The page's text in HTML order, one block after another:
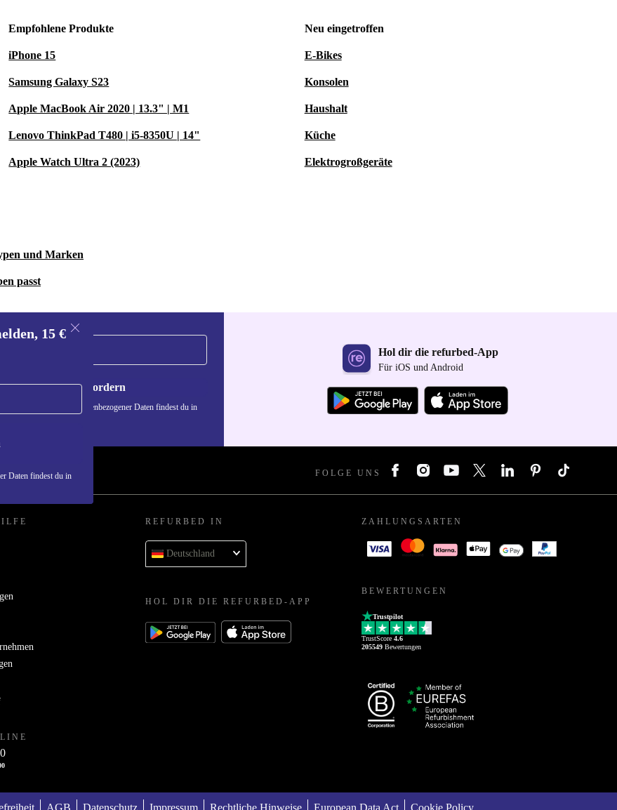
Empfohlene Produkte
iPhone 15
Samsung Galaxy S23
Apple MacBook Air 2020 | 13.3" | M1
Lenovo ThinkPad T480 | i5-8350U | 14"
Apple Watch Ultra 2 (2023)
Neu eingetroffen
E-Bikes
Konsolen
Haushalt
Küche
Elektrogroßgeräte
und Marken
passt
15 €
Daten findest du in
Gutschein anfordern
die Verwendung personenbezogener Daten findest du in
Hol dir die refurbed-App
Für iOS und Android
FOLGE UNS
REFURBED IN
Deutschland
HOL DIR DIE REFURBED-APP
ZAHLUNGSARTEN
BEWERTUNGEN
Trustpilot
TrustScore 4.6
205549 Bewertungen
AGB Datenschutz Impressum Rechtliche Hinweise European Data Act Cookie Policy